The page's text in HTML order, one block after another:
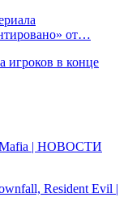
от…
игроков в конце
Mafia | НОВОСТИ
Resident Evil |